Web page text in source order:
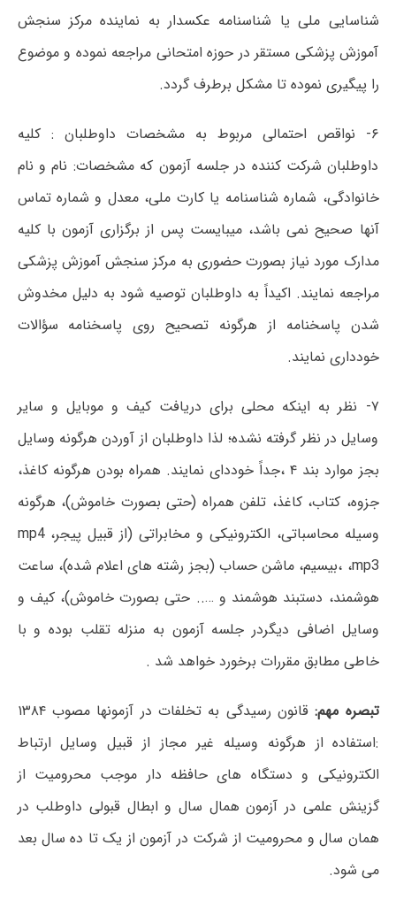
شناسایی ملی یا شناسنامه عکسدار به نماینده مرکز سنجش
آموزش پزشکی مستقر در حوزه امتحانی مراجعه نموده و موضوع
را پیگیری نموده تا مشکل برطرف گردد.
۶- نواقص احتمالی مربوط به مشخصات داوطلبان : کلیه
داوطلبان شرکت کننده در جلسه آزمون که مشخصات: نام و نام
خانوادگی، شماره شناسنامه یا کارت ملی، معدل و شماره تماس
آنها صحیح نمی باشد، میبایست پس از برگزاری آزمون با کلیه
مدارک مورد نیاز بصورت حضوری به مرکز سنجش آموزش پزشکی
مراجعه نمایند. اکیداً به داوطلبان توصیه شود به دلیل مخدوش
شدن پاسخنامه از هرگونه تصحیح روی پاسخنامه سؤالات
خودداری نمایند.
۷- نظر به اینکه محلی برای دریافت کیف و موبایل و سایر
وسایل در نظر گرفته نشده؛ لذا داوطلبان از آوردن هرگونه وسایل
بجز موارد بند ۴ ،جداً خوددای نمایند. همراه بودن هرگونه کاغذ،
جزوه، کتاب، کاغذ، تلفن همراه (حتی بصورت خاموش)، هرگونه
وسیله محاسباتی، الکترونیکی و مخابراتی (از قبیل پیجر، mp4
،mp3 ،بیسیم، ماشن حساب (بجز رشته های اعلام شده)، ساعت
هوشمند، دستبند هوشمند و ….. حتی بصورت خاموش)، کیف و
وسایل اضافی دیگردر جلسه آزمون به منزله تقلب بوده و با
خاطی مطابق مقررات برخورد خواهد شد .
تبصره مهم:
قانون رسیدگی به تخلفات در آزمونها مصوب ۱۳۸۴
:استفاده از هرگونه وسیله غیر مجاز از قبیل وسایل ارتباط
الکترونیکی و دستگاه های حافظه دار موجب محرومیت از
گزینش علمی در آزمون همال سال و ابطال قبولی داوطلب در
همان سال و محرومیت از شرکت در آزمون از یک تا ده سال بعد
می شود.